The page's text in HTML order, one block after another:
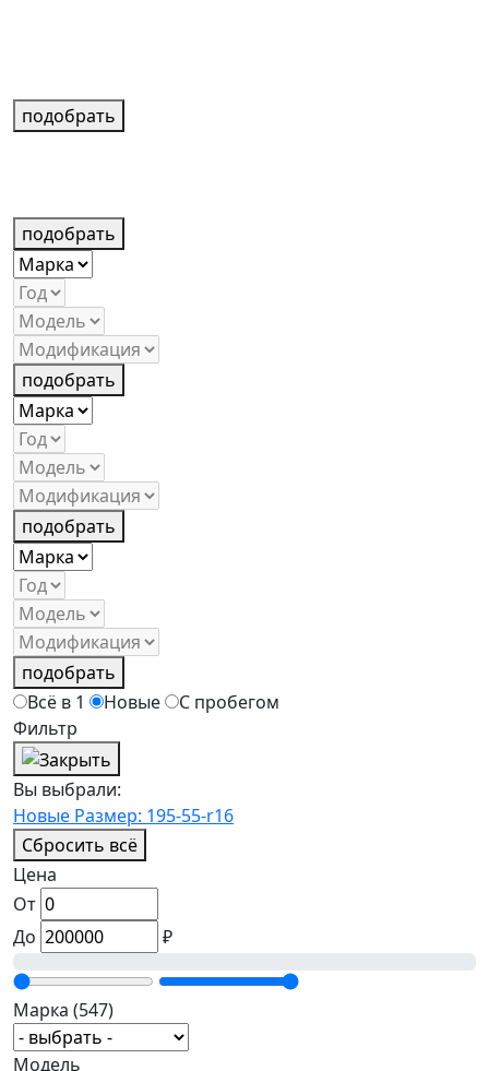
подобрать
подобрать
подобрать
подобрать
подобрать
Всё в 1
Новые
С пробегом
Фильтр
Вы выбрали:
Новые Размер: 195-55-r16
Сбросить всё
Цена
От
До
₽
Марка (547)
Модель